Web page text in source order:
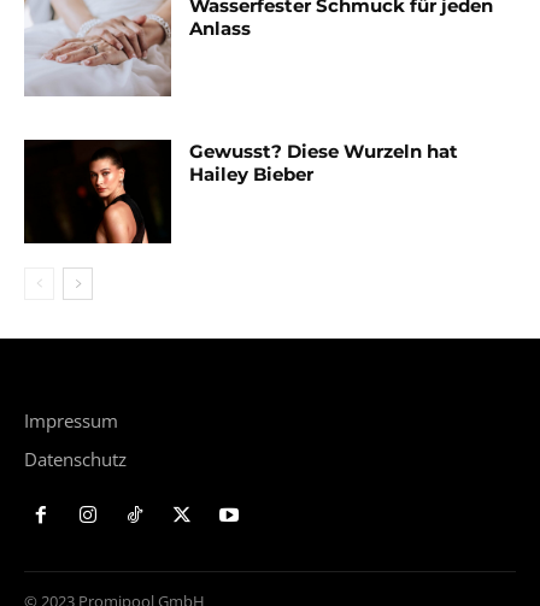
Wasserfester Schmuck für jeden
Anlass
Gewusst? Diese Wurzeln hat
Hailey Bieber
Impressum
Datenschutz
© 2023 Promipool GmbH